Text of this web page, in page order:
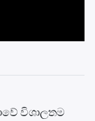
විශාලතම